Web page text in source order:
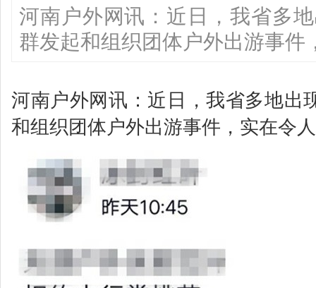
河南户外网讯：近日，我省多
群发起和组织团体户外出游事件
河南户外网讯：近日，我省多地出
和组织团体户外出游事件，实在令